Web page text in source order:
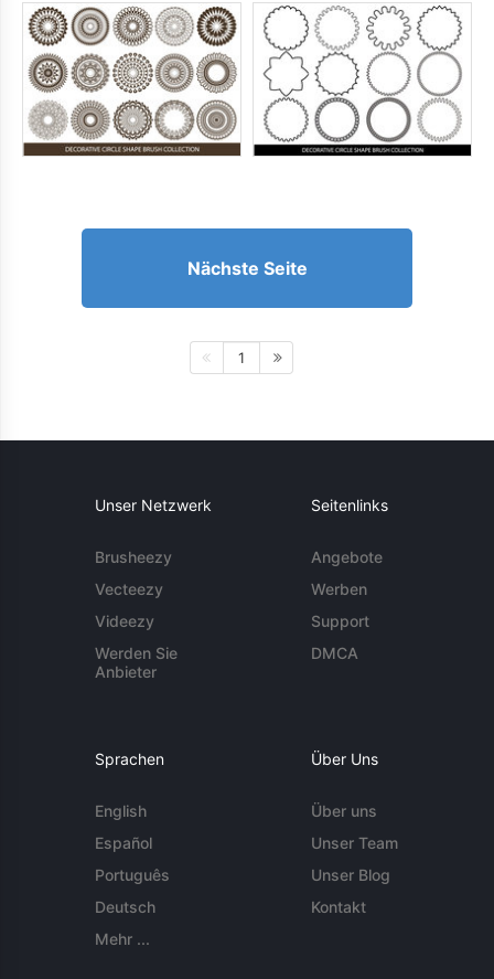
Nächste Seite
1
Unser Netzwerk
Brusheezy
Vecteezy
Videezy
Werden Sie
Anbieter
Seitenlinks
Angebote
Werben
Support
DMCA
Sprachen
English
Español
Português
Deutsch
Mehr ...
Über Uns
Über uns
Unser Team
Unser Blog
Kontakt